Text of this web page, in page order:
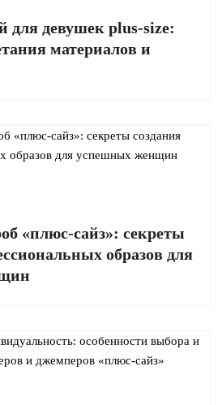
для девушек plus-size:
материалов и
«плюс-сайз»: секреты
образов для